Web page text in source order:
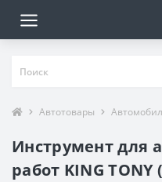
Автотовары
Инструмент для
работ KING TONY